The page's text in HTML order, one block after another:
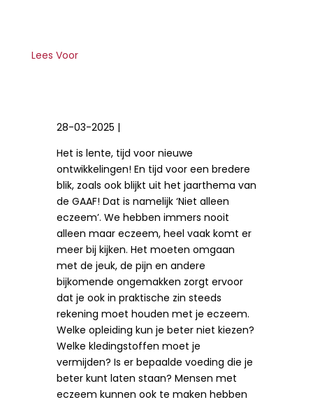
Lees Voor
28-03-2025 |
Het is lente, tijd voor nieuwe
ontwikkelingen! En tijd voor een bredere
blik, zoals ook blijkt uit het jaarthema van
de GAAF! Dat is namelijk ‘Niet alleen
eczeem’. We hebben immers nooit
alleen maar eczeem, heel vaak komt er
meer bij kijken. Het moeten omgaan
met de jeuk, de pijn en andere
bijkomende ongemakken zorgt ervoor
dat je ook in praktische zin steeds
rekening moet houden met je eczeem.
Welke opleiding kun je beter niet kiezen?
Welke kledingstoffen moet je
vermijden? Is er bepaalde voeding die je
beter kunt laten staan? Mensen met
eczeem kunnen ook te maken hebben